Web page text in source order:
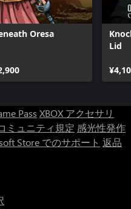
Oresa
Lid
Pass XBOX アクセサリ
ミュニティ規定 感光性発作
Store でのサポート 返品